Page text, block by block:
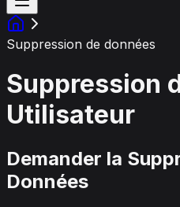
Suppression de données
Suppression
Utilisateur
Demander la
Données